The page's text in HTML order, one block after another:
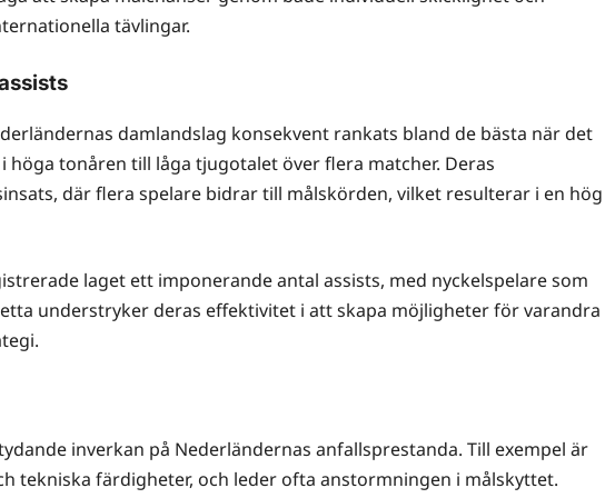
tävlingar.
damlandslag konsekvent rankats bland de bästa när det
tonåren till låga tjugotalet över flera matcher. Deras
där flera spelare bidrar till målskörden, vilket resulterar i en hög
laget ett imponerande antal assists, med nyckelspelare som
understryker deras effektivitet i att skapa möjligheter för varandra
inverkan på Nederländernas anfallsprestanda. Till exempel är
tekniska färdigheter, och leder ofta anstormningen i målskyttet.